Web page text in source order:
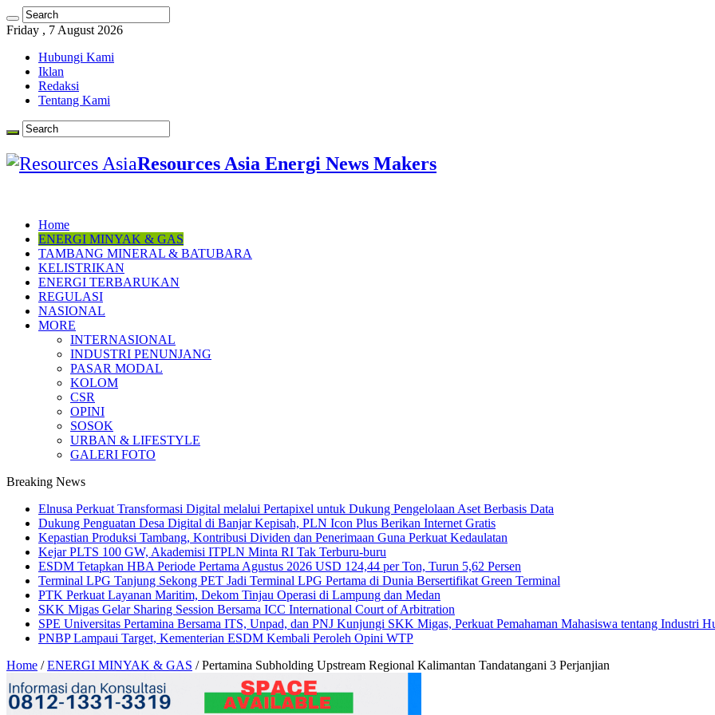
Friday , 7 August 2026
Hubungi Kami
Iklan
Redaksi
Tentang Kami
Resources Asia Energi News Makers
Home
ENERGI MINYAK & GAS
TAMBANG MINERAL & BATUBARA
KELISTRIKAN
ENERGI TERBARUKAN
REGULASI
NASIONAL
MORE
INTERNASIONAL
INDUSTRI PENUNJANG
PASAR MODAL
KOLOM
CSR
OPINI
SOSOK
URBAN & LIFESTYLE
GALERI FOTO
Breaking News
Elnusa Perkuat Transformasi Digital melalui Pertapixel untuk Dukung Pengelolaan Aset Berbasis Data
Dukung Penguatan Desa Digital di Banjar Kepisah, PLN Icon Plus Berikan Internet Gratis
Kepastian Produksi Tambang, Kontribusi Dividen dan Penerimaan Guna Perkuat Kedaulatan
Kejar PLTS 100 GW, Akademisi ITPLN Minta RI Tak Terburu-buru
ESDM Tetapkan HBA Periode Pertama Agustus 2026 USD 124,44 per Ton, Turun 5,62 Persen
Terminal LPG Tanjung Sekong PET Jadi Terminal LPG Pertama di Dunia Bersertifikat Green Terminal
PTK Perkuat Layanan Maritim, Dekom Tinjau Operasi di Lampung dan Medan
SKK Migas Gelar Sharing Session Bersama ICC International Court of Arbitration
SPE Universitas Pertamina Bersama ITS, Unpad, dan PNJ Kunjungi SKK Migas, Perkuat Pemahaman Mahasiswa tentang Industri
PNBP Lampaui Target, Kementerian ESDM Kembali Peroleh Opini WTP
Home / ENERGI MINYAK & GAS / Pertamina Subholding Upstream Regional Kalimantan Tandatangani 3 Perjanjian